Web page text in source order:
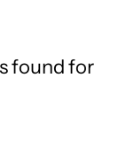
found for